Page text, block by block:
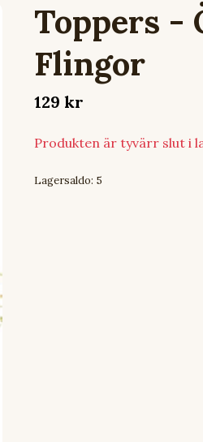
Toppers -
Flingor
129 kr
Produkten är tyvärr slut i
Lagersaldo: 5